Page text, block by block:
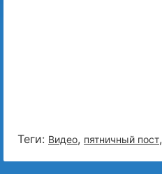
Теги: Видео, пятничный пост,